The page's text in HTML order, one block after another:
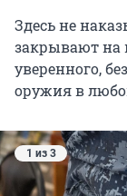
Здесь не
закрывают на
уверенного,
оружия в
1 из 3